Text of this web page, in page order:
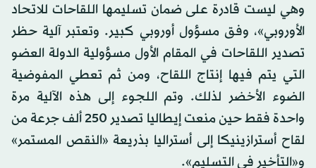
وهي ليست قادرة على ضمان تسليمها اللقاحات للاتحاد
الأوروبي»، وفق مسؤول أوروبي كبير. وتعتبر آلية حظر
تصدير اللقاحات في المقام الأول مسؤولية الدولة العضو
التي يتم فيها إنتاج اللقاح، ومن ثم تعطي المفوضية
الضوء الأخضر لذلك. وتم اللجوء إلى هذه الآلية مرة
واحدة فقط حين منعت إيطاليا تصدير 250 ألف جرعة من
لقاح أسترازينيكا إلى أستراليا بذريعة «النقص المستمر»
و«التأخير في التسليم».